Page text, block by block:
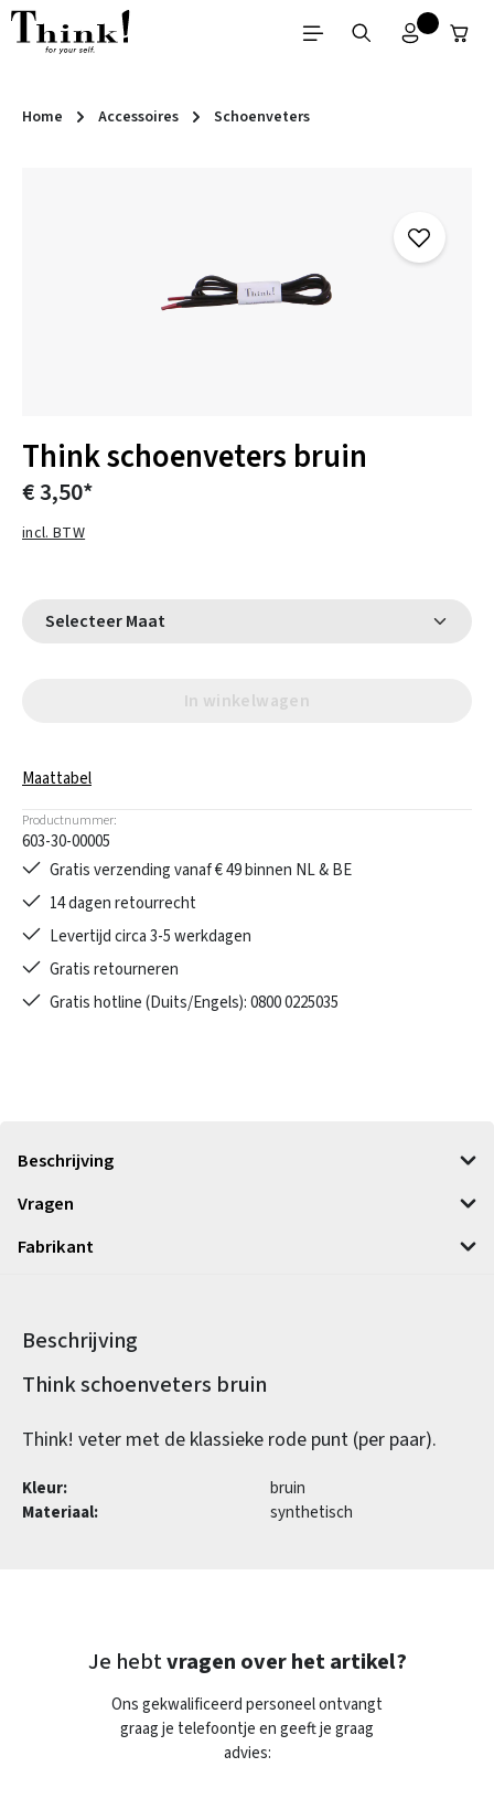
Ga naar de hoofdinhoud
Home Accessoires Schoenveters
Think schoenveters bruin
€ 3,50*
incl. BTW
Selecteer Maat
In winkelwagen
Maattabel
Productnummer:
603-30-00005
Gratis verzending vanaf € 49 binnen NL & BE
14 dagen retourrecht
Levertijd circa 3-5 werkdagen
Gratis retourneren
Gratis hotline (Duits/Engels): 0800 0225035
Beschrijving
Vragen
Fabrikant
Beschrijving
Productinformatie
Think schoenveters bruin
Think! veter met de klassieke rode punt (per paar).
Kleur:
bruin
Materiaal:
synthetisch
Je hebtvragen over het artikel?
Ons gekwalificeerd personeel ontvangt
graag je telefoontje en geeft je graag
advies: